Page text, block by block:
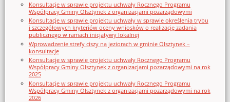
Konsultacje w sprawie projektu uchwały Rocznego Programu
Współpracy Gminy Olsztynek z organizacjami pozarządowymi
Konsultacje w sprawie projektu uchwały w sprawie określenia trybu
i szczegółowych kryteriów oceny wniosków o realizację zadania
publicznego w ramach inicjatywy lokalnej
Wprowadzenie strefy ciszy na jeziorach w gminie Olsztynek –
konsultacje
Konsultacje w sprawie projektu uchwały Rocznego Programu
Współpracy Gminy Olsztynek z organizacjami pozarządowymi na rok
2025
Konsultacje w sprawie projektu uchwały Rocznego Programu
Współpracy Gminy Olsztynek z organizacjami pozarządowymi na rok
2026